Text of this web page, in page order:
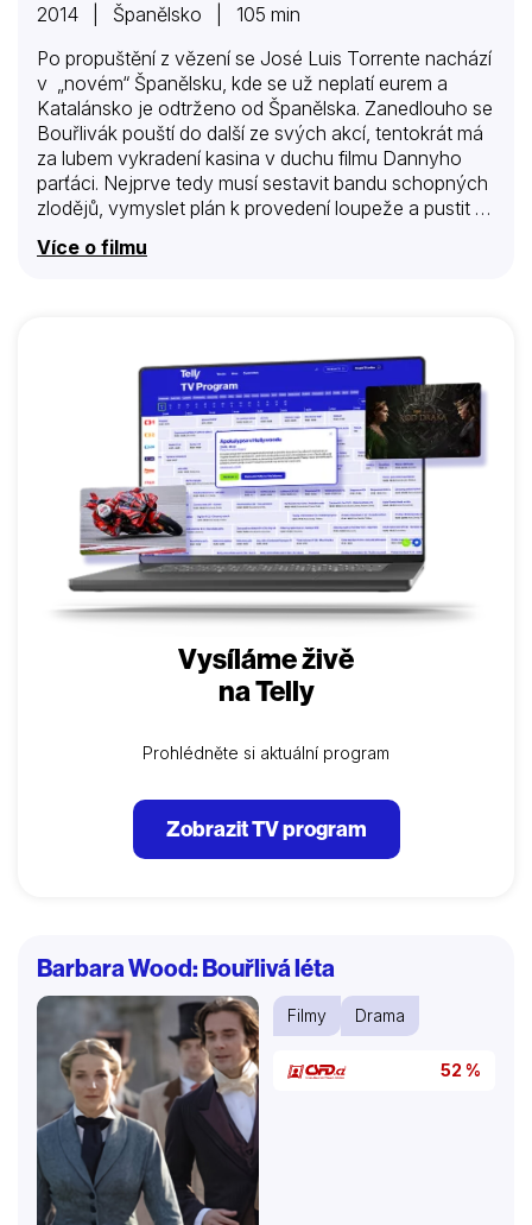
2014 | Španělsko | 105 min
Po propuštění z vězení se José Luis Torrente nachází
v „novém“ Španělsku, kde se už neplatí eurem a
Katalánsko je odtrženo od Španělska. Zanedlouho se
Bouřlivák pouští do další ze svých akcí, tentokrát má
za lubem vykradení kasina v duchu filmu Dannyho
parťáci. Nejprve tedy musí sestavit bandu schopných
zlodějů, vymyslet plán k provedení loupeže a pustit se
Více o filmu
Vysíláme živě
na Telly
Prohlédněte si aktuální program
Zobrazit TV program
Barbara Wood: Bouřlivá léta
Filmy Drama
52 %